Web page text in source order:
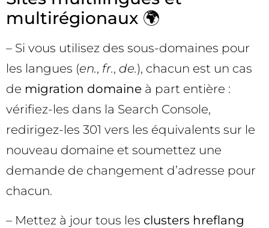
multirégionaux 🌍
– Si vous utilisez des sous-domaines pour
les langues (en., fr., de.), chacun est un cas
de migration domaine à part entière :
vérifiez-les dans la Search Console,
redirigez-les 301 vers les équivalents sur le
nouveau domaine et soumettez une
demande de changement d’adresse pour
chacun.
– Mettez à jour tous les clusters hreflang